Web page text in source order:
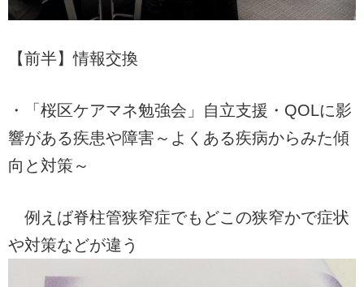
【前半】情報交換
・「桜区ケアマネ勉強会」自立支援・QOLに影
響がある疾患や障害～よくある疾病からみた傾
向と対策～
例えば脊柱管狭窄症でもどこの狭窄かで症状
や対策などが違う